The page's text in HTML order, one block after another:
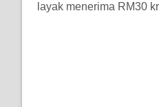
layak menerima RM30